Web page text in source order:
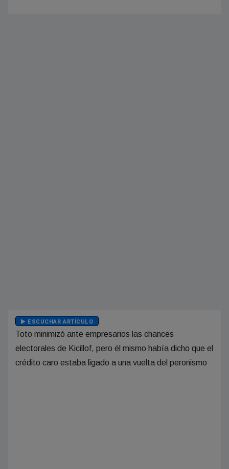
ESCUCHAR ARTÍCULO
Toto minimizó ante empresarios las chances
electorales de Kicillof, pero él mismo había dicho que el
crédito caro estaba ligado a una vuelta del peronismo